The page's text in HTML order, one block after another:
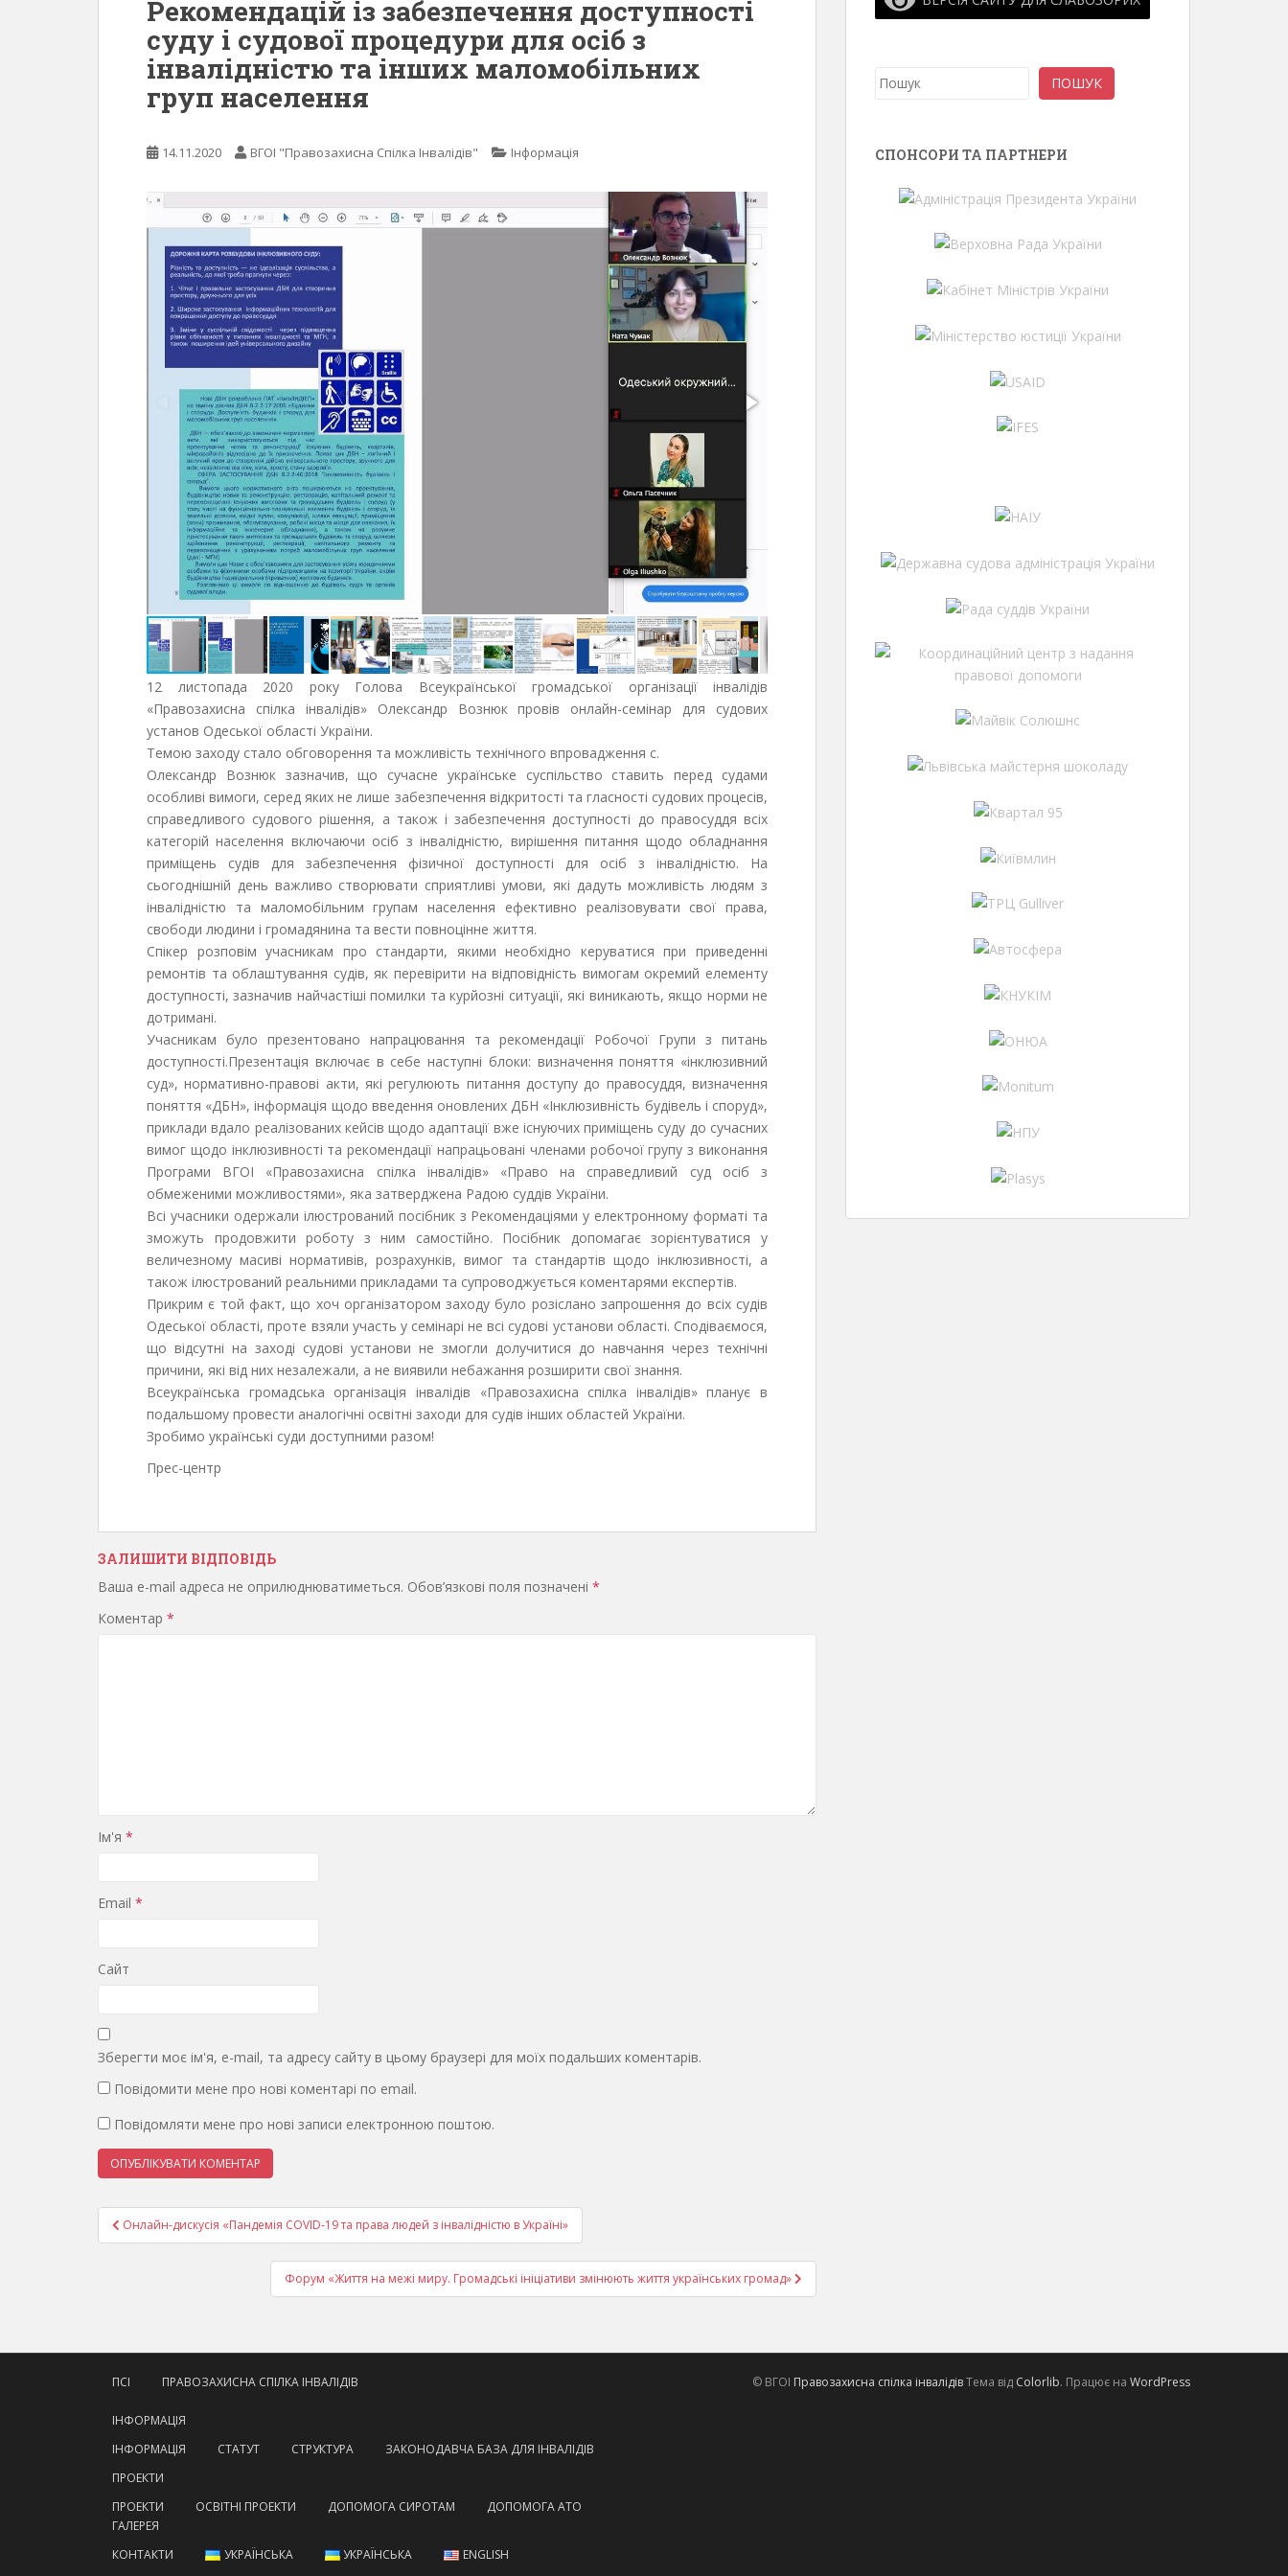
Рекомендацій із забезпечення доступності
суду і судової процедури для осіб з
інвалідністю та інших маломобільних
груп населення
14.11.2020 ВГОІ "Правозахисна Спілка Інвалідів" Інформація
12 листопада 2020 року Голова Всеукраїнської громадської організації інвалідів
«Правозахисна спілка інвалідів» Олександр Вознюк провів онлайн-семінар для судових
установ Одеської області України.
Темою заходу стало обговорення та можливість технічного впровадження с.
Олександр Вознюк зазначив, що сучасне українське суспільство ставить перед судами
особливі вимоги, серед яких не лише забезпечення відкритості та гласності судових процесів,
справедливого судового рішення, а також і забезпечення доступності до правосуддя всіх
категорій населення включаючи осіб з інвалідністю, вирішення питання щодо обладнання
приміщень судів для забезпечення фізичної доступності для осіб з інвалідністю. На
сьогоднішній день важливо створювати сприятливі умови, які дадуть можливість людям з
інвалідністю та маломобільним групам населення ефективно реалізовувати свої права,
свободи людини і громадянина та вести повноцінне життя.
Спікер розповім учасникам про стандарти, якими необхідно керуватися при приведенні
ремонтів та облаштування судів, як перевірити на відповідність вимогам окремий елементу
доступності, зазначив найчастіші помилки та курйозні ситуації, які виникають, якщо норми не
дотримані.
Учасникам було презентовано напрацювання та рекомендації Робочої Групи з питань
доступності.Презентація включає в себе наступні блоки: визначення поняття «інклюзивний
суд», нормативно-правові акти, які регулюють питання доступу до правосуддя, визначення
поняття «ДБН», інформація щодо введення оновлених ДБН «Інклюзивність будівель і споруд»,
приклади вдало реалізованих кейсів щодо адаптації вже існуючих приміщень суду до сучасних
вимог щодо інклюзивності та рекомендації напрацьовані членами робочої групу з виконання
Програми ВГОІ «Правозахисна спілка інвалідів» «Право на справедливий суд осіб з
обмеженими можливостями», яка затверджена Радою суддів України.
Всі учасники одержали ілюстрований посібник з Рекомендаціями у електронному форматі та
зможуть продовжити роботу з ним самостійно. Посібник допомагає зорієнтуватися у
величезному масиві нормативів, розрахунків, вимог та стандартів щодо інклюзивності, а
також ілюстрований реальними прикладами та супроводжується коментарями експертів.
Прикрим є той факт, що хоч організатором заходу було розіслано запрошення до всіх судів
Одеської області, проте взяли участь у семінарі не всі судові установи області. Сподіваємося,
що відсутні на заході судові установи не змогли долучитися до навчання через технічні
причини, які від них незалежали, а не виявили небажання розширити свої знання.
Всеукраїнська громадська організація інвалідів «Правозахисна спілка інвалідів» планує в
подальшому провести аналогічні освітні заходи для судів інших областей України.
Зробимо українські суди доступними разом!
Прес-центр
ЗАЛИШИТИ ВІДПОВІДЬ
Ваша e-mail адреса не оприлюднюватиметься. Обов’язкові поля позначені *
Коментар *
Ім'я *
Email *
Сайт
Зберегти моє ім'я, e-mail, та адресу сайту в цьому браузері для моїх подальших коментарів.
Повідомити мене про нові коментарі по email.
Повідомляти мене про нові записи електронною поштою.
Навігація
записів
Онлайн-дискусія «Пандемія COVID-19 та права людей з інвалідністю в Україні»
Форум «Життя на межі миру. Громадські ініціативи змінюють життя українських громад»
Пошук ПОШУК
СПОНСОРИ ТА ПАРТНЕРИ
ПСІ ПРАВОЗАХИСНА СПІЛКА ІНВАЛІДІВ
ІНФОРМАЦІЯ
ІНФОРМАЦІЯ
СТАТУТ СТРУКТУРА
ЗАКОНОДАВЧА БАЗА ДЛЯ ІНВАЛІДІВ
ПРОЕКТИ
ПРОЕКТИ
ОСВІТНІ ПРОЕКТИ ДОПОМОГА СИРОТАМ
ДОПОМОГА АТО
ГАЛЕРЕЯ
КОНТАКТИ
УКРАЇНСЬКА УКРАЇНСЬКА ENGLISH
© ВГОІ Правозахисна спілка інвалідівТема від Colorlib. Працює на WordPress